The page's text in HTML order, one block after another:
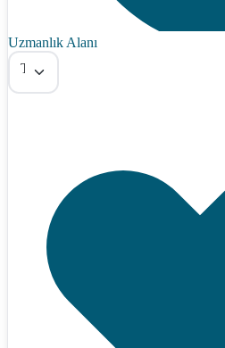
Uzmanlık Alanı
Tümü